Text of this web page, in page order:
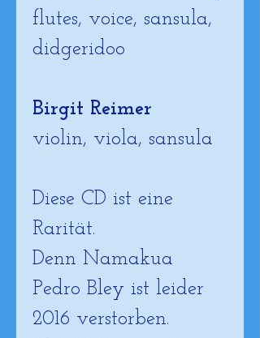
flutes, voice, sansula,
didgeridoo
Birgit Reimer
violin, viola, sansula
Diese CD ist eine
Rarität.
Denn Namakua
Pedro Bley ist leider
2016 verstorben.